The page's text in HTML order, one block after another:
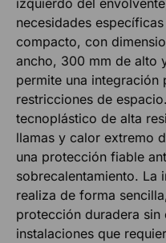
necesidades
compacto, con
ancho, 300 mm de alto
permite una integración
restricciones de
tecnoplástico de alta
llamas y calor extremo
una protección fiable
sobrecalentamiento. La
realiza de forma
protección duradera
instalaciones que